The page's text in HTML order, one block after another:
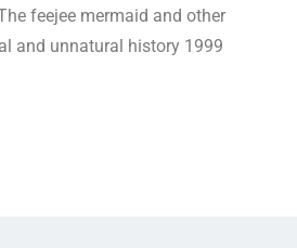
feejee mermaid and other
and unnatural history 1999